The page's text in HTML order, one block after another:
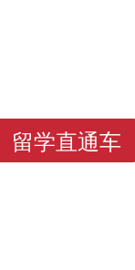
留学直通车